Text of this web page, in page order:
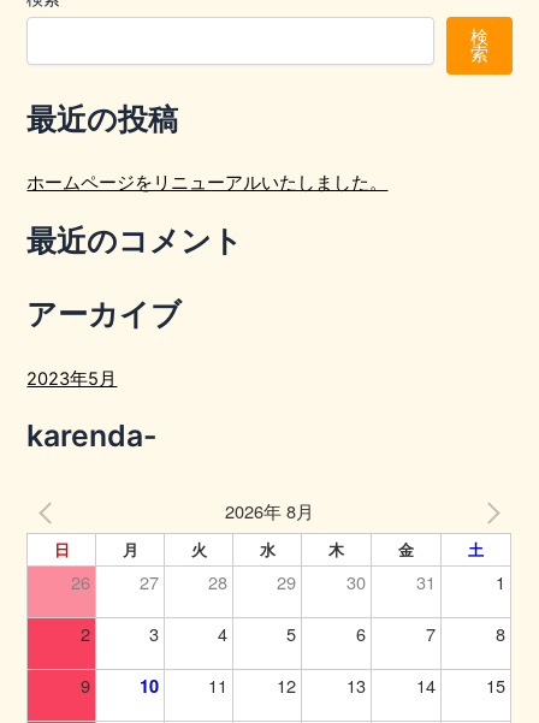
検
索
最近の投稿
ホームページをリニューアルいたしました。
最近のコメント
アーカイブ
2023年5月
karenda-
2026年 8月
日 月 火 水 木 金 土
26 27 28 29 30 31 1
2 3 4 5 6 7 8
9 10 11 12 13 14 15